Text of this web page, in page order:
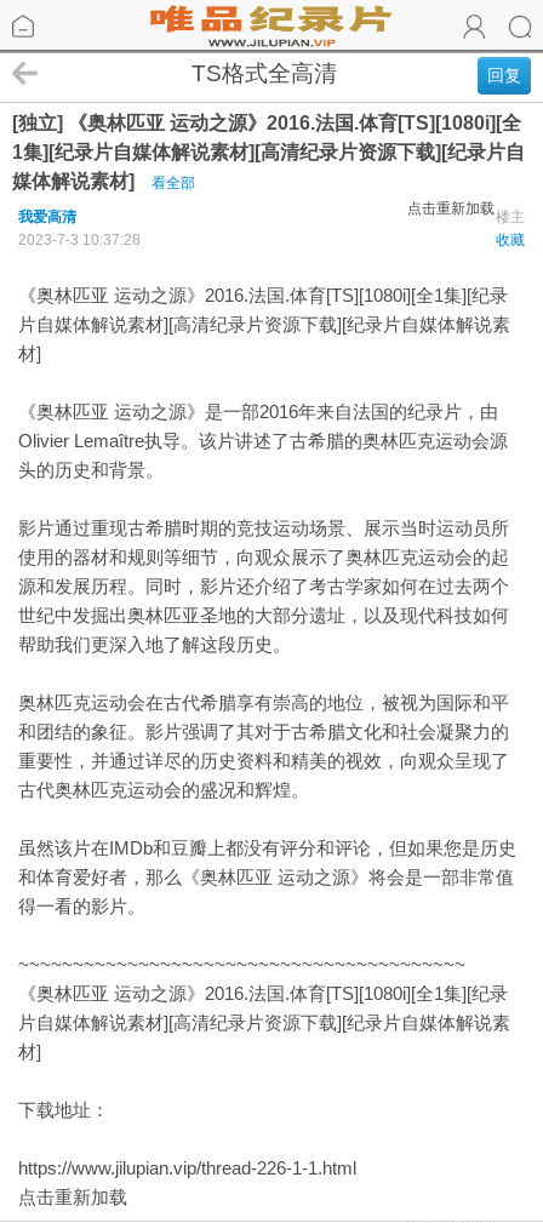
回复
TS格式全高清
[独立] 《奥林匹亚 运动之源》2016.法国.体育[TS][1080i][全
1集][纪录片自媒体解说素材][高清纪录片资源下载][纪录片自
媒体解说素材]
看全部
点击重新加载楼主
我爱高清
收藏
2023-7-3 10:37:28
《奥林匹亚 运动之源》2016.法国.体育[TS][1080i][全1集][纪录
片自媒体解说素材][高清纪录片资源下载][纪录片自媒体解说素
材]
《奥林匹亚 运动之源》是一部2016年来自法国的纪录片，由
Olivier Lemaître执导。该片讲述了古希腊的奥林匹克运动会源
头的历史和背景。
影片通过重现古希腊时期的竞技运动场景、展示当时运动员所
使用的器材和规则等细节，向观众展示了奥林匹克运动会的起
源和发展历程。同时，影片还介绍了考古学家如何在过去两个
世纪中发掘出奥林匹亚圣地的大部分遗址，以及现代科技如何
帮助我们更深入地了解这段历史。
奥林匹克运动会在古代希腊享有崇高的地位，被视为国际和平
和团结的象征。影片强调了其对于古希腊文化和社会凝聚力的
重要性，并通过详尽的历史资料和精美的视效，向观众呈现了
古代奥林匹克运动会的盛况和辉煌。
虽然该片在IMDb和豆瓣上都没有评分和评论，但如果您是历史
和体育爱好者，那么《奥林匹亚 运动之源》将会是一部非常值
得一看的影片。
~~~~~~~~~~~~~~~~~~~~~~~~~~~~~~~~~~~~~~~~~
《奥林匹亚 运动之源》2016.法国.体育[TS][1080i][全1集][纪录
片自媒体解说素材][高清纪录片资源下载][纪录片自媒体解说素
材]
下载地址：
https://www.jilupian.vip/thread-226-1-1.html
点击重新加载